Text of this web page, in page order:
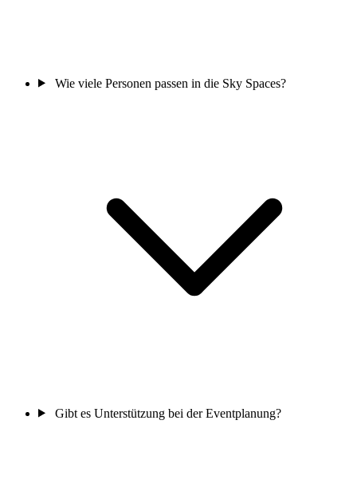
Wie viele Personen passen in die Sky Spaces?
Gibt es Unterstützung bei der Eventplanung?